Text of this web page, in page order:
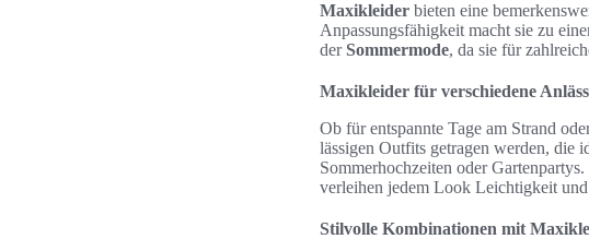
Maxikleider bieten eine
Anpassungsfähigkeit macht sie zu
derSommermode, da sie für
Maxikleider für verschiedene
Ob für entspannte Tage am Strand
lässigen Outfits getragen werden, die
Sommerhochzeiten oder
verleihen jedem Look Leichtigkeit
Stilvolle Kombinationen mit